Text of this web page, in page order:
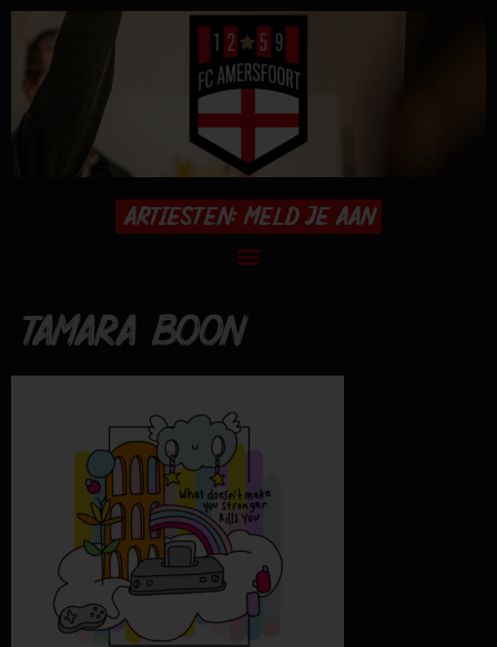
ARTIESTEN: MELD JE AAN
TAMARA BOON